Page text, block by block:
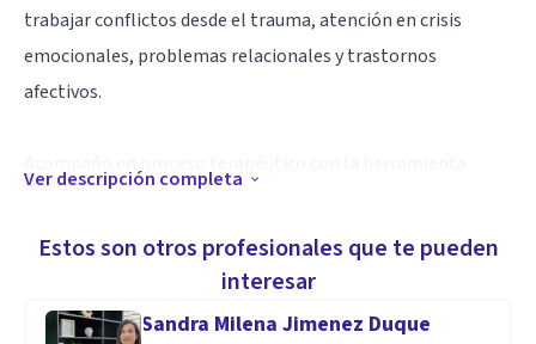
trabajar conflictos desde el trauma, atención en crisis
emocionales, problemas relacionales y trastornos
afectivos.
cuerpo y la psique.
Psicoterapia breve caracteroanalítica somática
Ver descripción completa
Estos son otros profesionales que te pueden
interesar
Sandra Milena Jimenez Duque